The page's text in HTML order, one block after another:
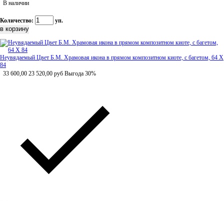
В наличии
Количество: уп.
Неувядаемый Цвет Б.М. Храмовая икона в прямом композитном киоте, с багетом, 64 Х
84
33 600,00 23 520,00 руб Выгода 30%